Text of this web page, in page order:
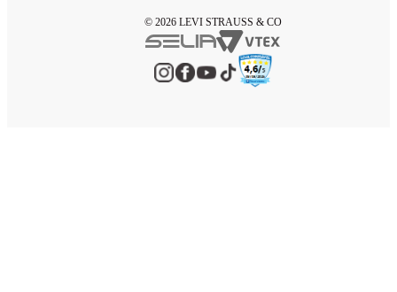
© 2026 LEVI STRAUSS & CO